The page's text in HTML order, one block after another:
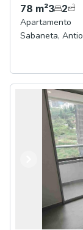
78 m²3 2
Apartamento
Sabaneta,
Anterior
Siguiente